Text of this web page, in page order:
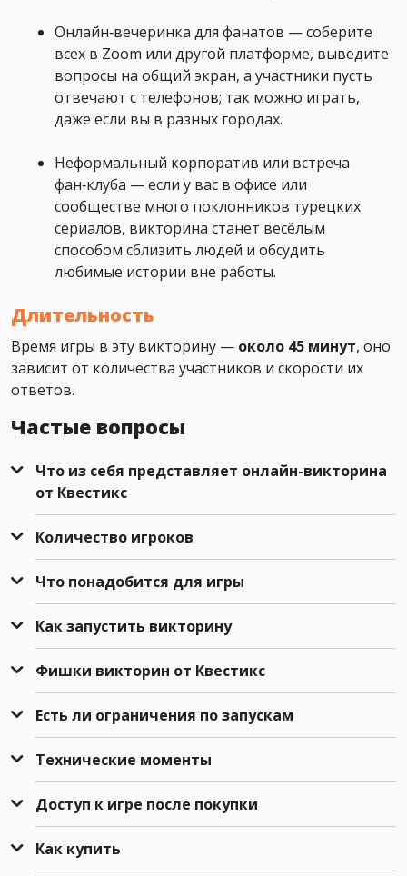
Онлайн‑вечеринка для фанатов — соберите
всех в Zoom или другой платформе, выведите
вопросы на общий экран, а участники пусть
отвечают с телефонов; так можно играть,
даже если вы в разных городах.
Неформальный корпоратив или встреча
фан‑клуба — если у вас в офисе или
сообществе много поклонников турецких
сериалов, викторина станет весёлым
способом сблизить людей и обсудить
любимые истории вне работы.
Длительность
Время игры в эту викторину — около 45 минут, оно
зависит от количества участников и скорости их
ответов.
Частые вопросы
Что из себя представляет онлайн-викторина
от Квестикс
Количество игроков
Что понадобится для игры
Как запустить викторину
Фишки викторин от Квестикс
Есть ли ограничения по запускам
Технические моменты
Доступ к игре после покупки
Как купить